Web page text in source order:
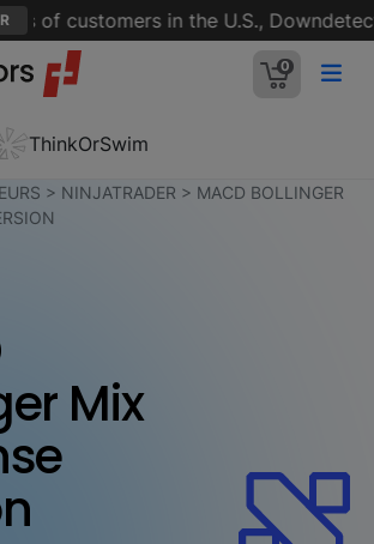
of customers in the U.S.,
0
ThinkOrSwim
> NINJATRADER > MACD BOLLINGER
Mix